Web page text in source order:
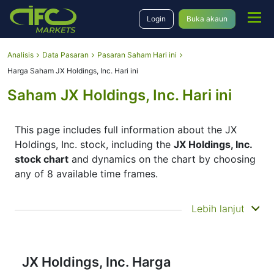
Login Buka akaun
Analisis Data Pasaran
Pasaran Saham Hari ini
Harga Saham JX Holdings, Inc. Hari ini
Saham JX Holdings, Inc. Hari ini
This page includes full information about the JX
Holdings, Inc. stock, including the JX Holdings, Inc.
stock chart and dynamics on the chart by choosing
any of 8 available time frames.
By moving the start and end of the timeframe in the
type of display of the
JX Holdings, Inc. stock price
– Candles or Lines chart – through the buttons in the
Lebih lanjut
JX Holdings, Inc. Harga